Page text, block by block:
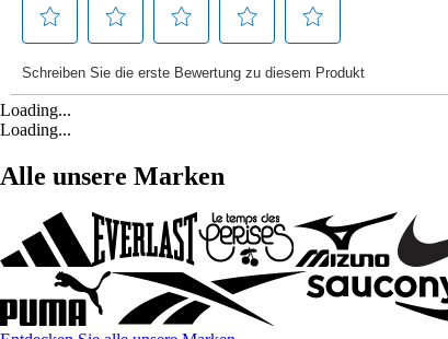
Loading...
Loading...
Alle unsere Marken